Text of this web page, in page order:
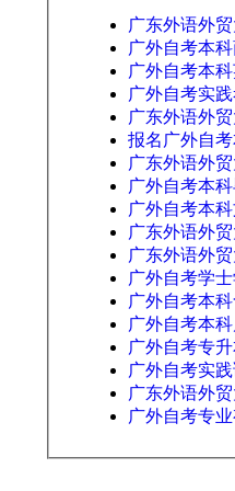
广东外语外
广外自考本
广外自考本
广外自考实
广东外语外
报名广外自
广东外语外
广外自考本
广外自考本
广东外语外
广东外语外
广外自考学
广外自考本
广外自考本
广外自考专
广外自考实
广东外语外
广外自考专